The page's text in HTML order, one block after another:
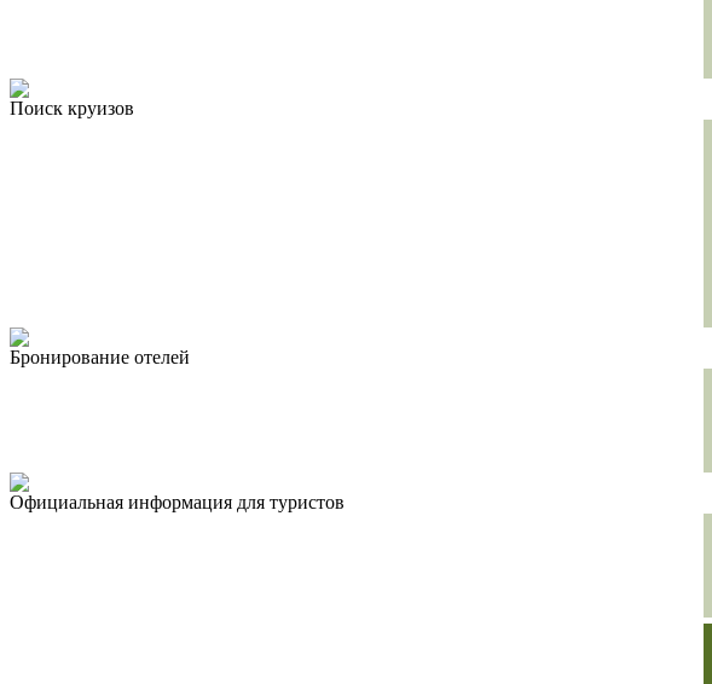
Поиск круизов
Бронирование отелей
Официальная информация для туристов